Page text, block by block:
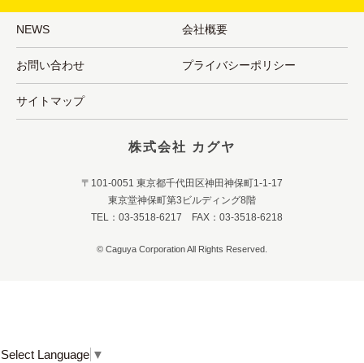
NEWS 会社概要
お問い合わせ プライバシーポリシー
サイトマップ
株式会社 カグヤ
〒101-0051 東京都千代田区神田神保町1-1-17
東京堂神保町第3ビルディング8階
TEL：03-3518-6217 FAX：03-3518-6218
© Caguya Corporation All Rights Reserved.
Select Language ▼